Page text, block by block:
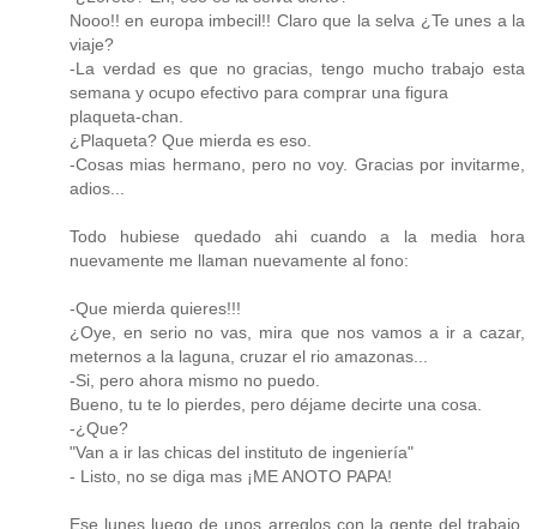
Nooo!! en europa imbecil!! Claro que la selva ¿Te unes a la
viaje?
-La verdad es que no gracias, tengo mucho trabajo esta
semana y ocupo efectivo para comprar una figura
plaqueta-chan.
¿Plaqueta? Que mierda es eso.
-Cosas mias hermano, pero no voy. Gracias por invitarme,
adios...
Todo hubiese quedado ahi cuando a la media hora
nuevamente me llaman nuevamente al fono:
-Que mierda quieres!!!
¿Oye, en serio no vas, mira que nos vamos a ir a cazar,
meternos a la laguna, cruzar el rio amazonas...
-Si, pero ahora mismo no puedo.
Bueno, tu te lo pierdes, pero déjame decirte una cosa.
-¿Que?
"Van a ir las chicas del instituto de ingeniería"
- Listo, no se diga mas ¡ME ANOTO PAPA!
Ese lunes luego de unos arreglos con la gente del trabajo,